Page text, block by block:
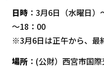
日時：3月6日（水曜日）
～18：00
※3月6日は正午から、最
場所：(公財）西宮市国